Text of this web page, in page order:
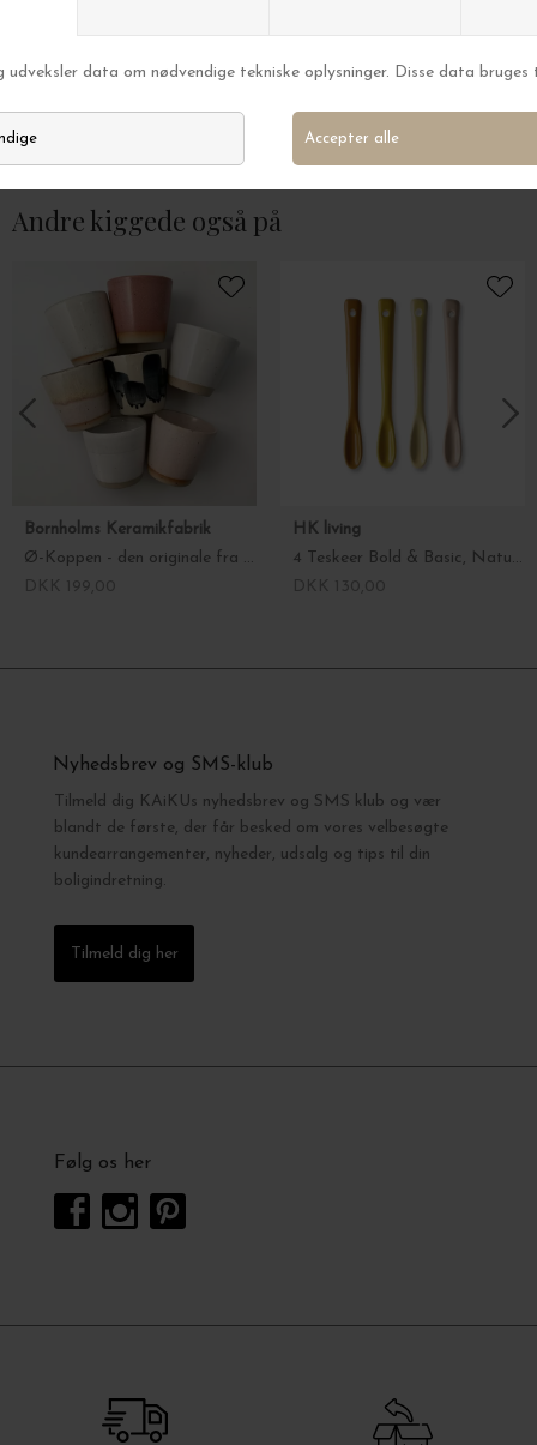
Ferm Living
Kiru Karaffel, Klar
DKK 369,00
Ferm Living
Erena
Andre kiggede også på
Bornholms Keramikfabrik
Ø-Koppen - den originale fra Bornholm
HK living
4 Teskeer Bold & Basic, Natural
Nyhedsbrev og SMS-klub
Tilmeld dig KAiKUs nyhedsbrev og SMS klub og vær
blandt de første, der får besked om vores velbesøgte
kundearrangementer, nyheder, udsalg og tips til din
boligindretning.
Tilmeld dig her
Følg os her